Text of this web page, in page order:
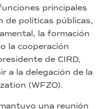
principales
de políticas públicas,
la formación
la cooperación
de CIRD,
a la delegación de la
(WFZO).
una reunión